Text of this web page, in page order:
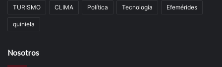
TURISMO CLIMA Política Tecnología Efemérides
quiniela
Nosotros